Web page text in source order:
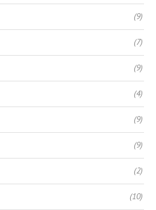
(9)
(7)
(9)
(4)
(9)
(9)
(2)
(10)